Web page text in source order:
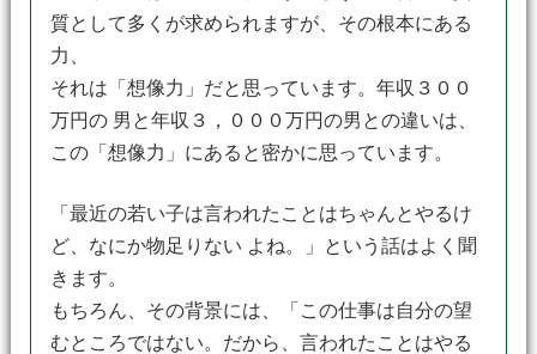
質として多くが求められますが、その根本にある
力、
それは「想像力」だと思っています。年収３００
万円の 男と年収３，０００万円の男との違いは、
この「想像力」にあると密かに思っています。
「最近の若い子は言われたことはちゃんとやるけ
ど、なにか物足りない よね。」という話はよく聞
きます。
もちろん、その背景には、「この仕事は自分の望
むところではない。だから、言われたことはやる